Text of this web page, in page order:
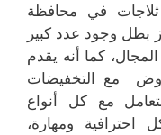
في محافظة
بظل وجود عدد كبير
كما أنه يقدم
مع التخفيضات
مع كل أنواع
احترافية ومهارة،